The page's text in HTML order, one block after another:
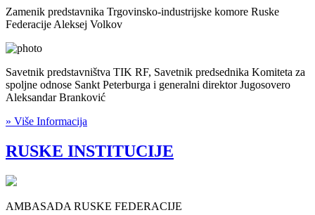
Zamenik predstavnika Trgovinsko-industrijske komore Ruske
Federacije Aleksej Volkov
Savetnik predstavništva TIK RF, Savetnik predsednika Komiteta za
spoljne odnose Sankt Peterburga i generalni direktor Jugosovero
Aleksandar Branković
» Više Informacija
RUSKE INSTITUCIJE
AMBASADA RUSKE FEDERACIJE